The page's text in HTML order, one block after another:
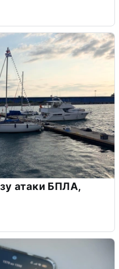
атаки БПЛА,